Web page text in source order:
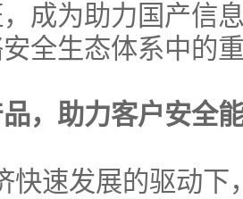
成为助力国产信
全生态体系中的
，助力客户安全
快速发展的驱动